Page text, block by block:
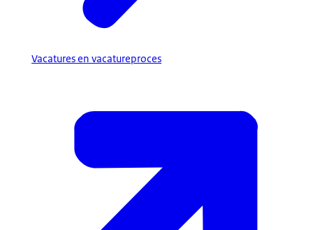
Vacatures en vacatureproces